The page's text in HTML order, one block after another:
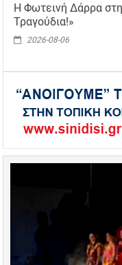
Η Φωτεινή Δάρρα
Τραγούδια!»
2026-08-06